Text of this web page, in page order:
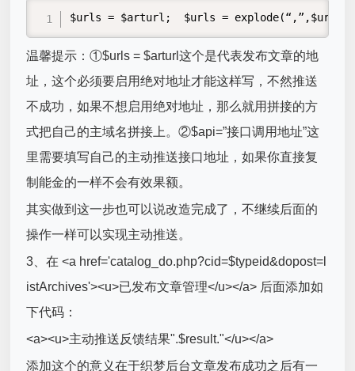
$urls = $arturl;  $urls = explode(“,”,$urls);
温馨提示：①$urls = $arturl这个是代表发布文章的地
址，这个必须要启用绝对地址才能这样写，不然推送
不成功，如果不想启用绝对地址，那么就用拼接的方
式把自己的主域名拼接上。②$api=”接口调用地址”这
里需要填写自己的主动推送接口地址，如果你直接复
制能金的一样不会有效果额。
其实做到这一步也可以说改造完成了，不继续后面的
操作一样可以实现主动推送。
3、在 <a href='catalog_do.php?cid=$typeid&dopost=l
istArchives'><u>已发布文章管理</u></a> 后面添加如
下代码：
<a><u>主动推送反馈结果".$result."</u></a>
添加这个的意义在于织梦后台文章发布成功之后有一